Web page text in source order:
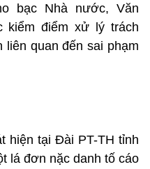
bạc Nhà nước, Văn
kiểm điểm xử lý trách
liên quan đến sai phạm
hiện tại Đài PT-TH tỉnh
lá đơn nặc danh tố cáo